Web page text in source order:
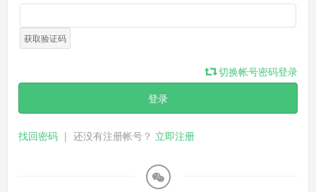
获取验证码
切换帐号密码登录
登录
找回密码 | 还没有注册帐号？ 立即注册